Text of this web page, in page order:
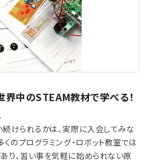
中のSTEAM教材で学べる！
けられるかは、実際に入会してみな
のプログラミング・ロボット教室では
り、習い事を気軽に始められない原